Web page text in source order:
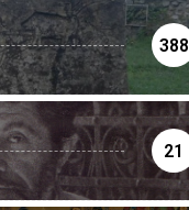
388
21